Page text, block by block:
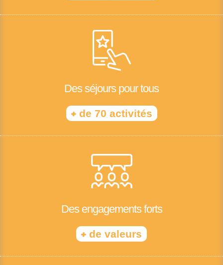
Des séjours pour tous
+de 70 activités
Des engagements forts
+ de valeurs